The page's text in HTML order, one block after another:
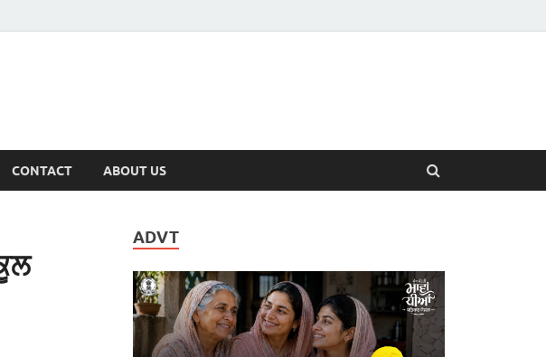
CONTACT ABOUT US
ADVT